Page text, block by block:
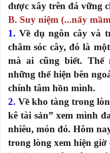
được xây trên đá vững
B. Suy niệm (...nẩy
1. Về dụ ngôn cây và
chăm sóc cây, đó là
mà ai cũng biết. Thế
những thể hiện bên
chính tâm hồn mình.
2. Về kho tàng trong
kê tài sản” xem mình
nhiêu, món đó. Hôm
trong lòng xem hiện